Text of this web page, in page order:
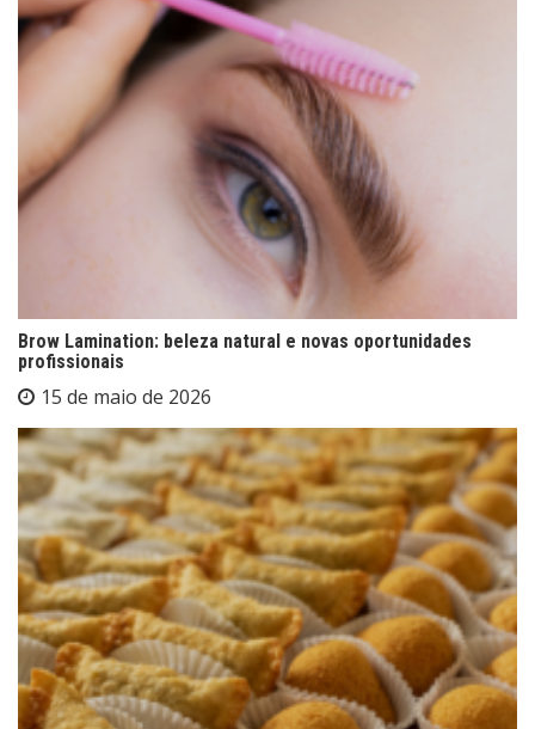
Brow Lamination: beleza natural e novas oportunidades
profissionais
15 de maio de 2026